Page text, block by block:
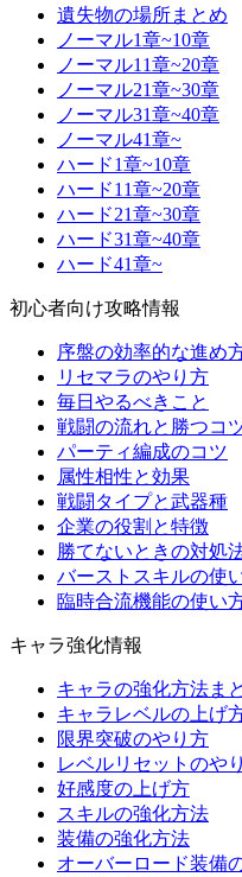
遺失物の場所まとめ
ノーマル1章~10章
ノーマル11章~20章
ノーマル21章~30章
ノーマル31章~40章
ノーマル41章~
ハード1章~10章
ハード11章~20章
ハード21章~30章
ハード31章~40章
ハード41章~
初心者向け攻略情報
序盤の効率的な進め
リセマラのやり方
毎日やるべきこと
戦闘の流れと勝つコ
パーティ編成のコツ
属性相性と効果
戦闘タイプと武器種
企業の役割と特徴
勝てないときの対処
バーストスキルの使
臨時合流機能の使い
キャラ強化情報
キャラの強化方法ま
キャラレベルの上げ
限界突破のやり方
レベルリセットのや
好感度の上げ方
スキルの強化方法
装備の強化方法
オーバーロード装備